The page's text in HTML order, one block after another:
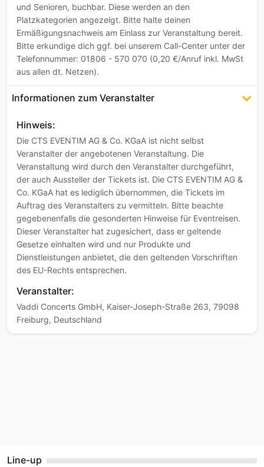
und Senioren, buchbar. Diese werden an den
Platzkategorien angezeigt. Bitte halte deinen
Ermäßigungsnachweis am Einlass zur Veranstaltung bereit.
Bitte erkundige dich ggf. bei unserem Call-Center unter der
Telefonnummer: 01806 - 570 070 (0,20 €/Anruf inkl. MwSt
aus allen dt. Netzen).
Informationen zum Veranstalter
Hinweis:
Die CTS EVENTIM AG & Co. KGaA ist nicht selbst
Veranstalter der angebotenen Veranstaltung. Die
Veranstaltung wird durch den Veranstalter durchgeführt,
der auch Aussteller der Tickets ist. Die CTS EVENTIM AG &
Co. KGaA hat es lediglich übernommen, die Tickets im
Auftrag des Veranstalters zu vermitteln. Bitte beachte
gegebenenfalls die gesonderten Hinweise für Eventreisen.
Dieser Veranstalter hat zugesichert, dass er geltende
Gesetze einhalten wird und nur Produkte und
Dienstleistungen anbietet, die den geltenden Vorschriften
des EU-Rechts entsprechen.
Veranstalter:
Vaddi Concerts GmbH, Kaiser-Joseph-Straße 263, 79098
Freiburg, Deutschland
Line-up